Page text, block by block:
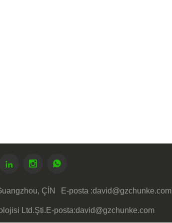
  
ÇİN E-posta :david@gzchunke.com
Ltd.Şti.E-posta:david@gzchunke.com